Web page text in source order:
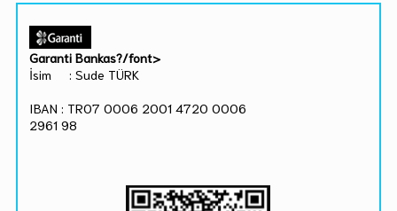
Garanti Bankas?/font>
İsim : Sude TÜRK
IBAN : TR07 0006 2001 4720 0006
2961 98